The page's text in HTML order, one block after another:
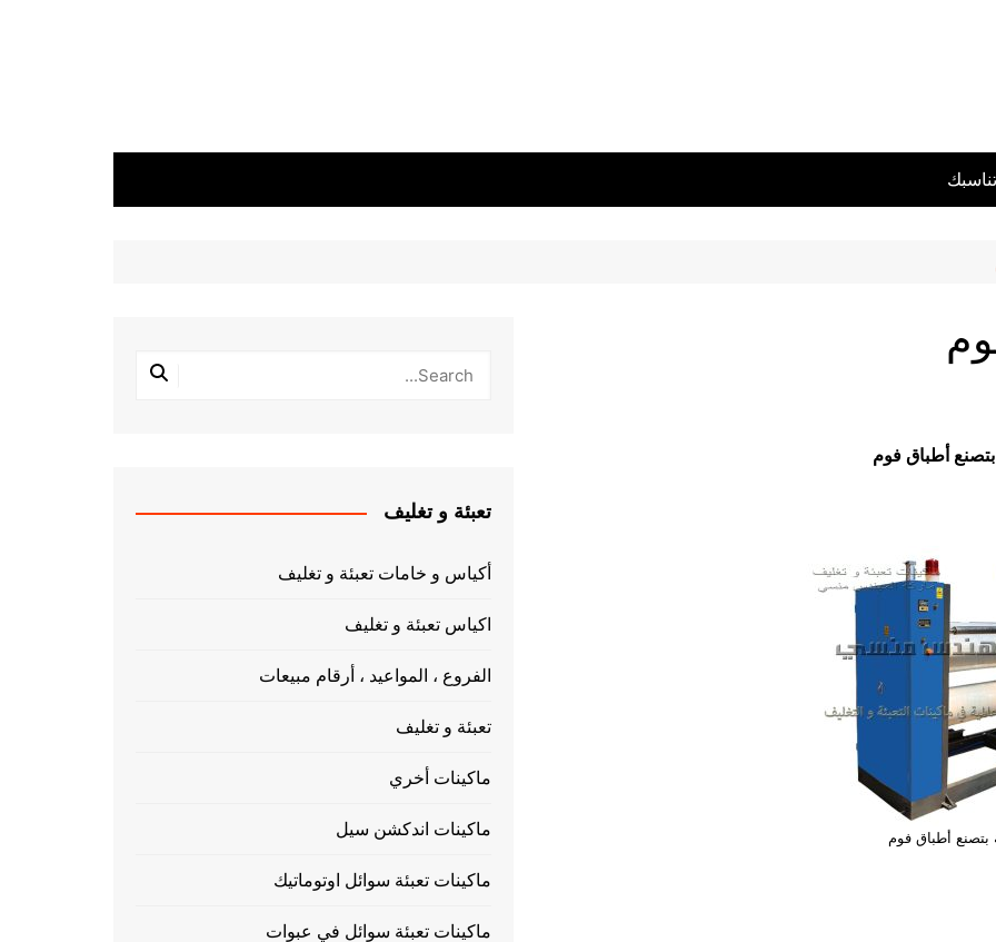
بتصنع أطباق فوم
بتصنع أطباق فوم
تعبئة و تغليف
أكياس و خامات تعبئة و تغليف
اكياس تعبئة و تغليف
الفروع ، المواعيد ، أرقام مبيعات
تعبئة و تغليف
ماكينات أخري
ماكينات اندكشن سيل
ماكينات تعبئة سوائل اوتوماتيك
ماكينات تعبئة سوائل في عبوات